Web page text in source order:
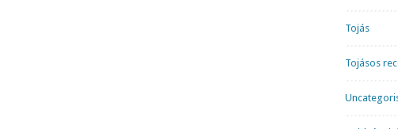
Tojás
Tojásos